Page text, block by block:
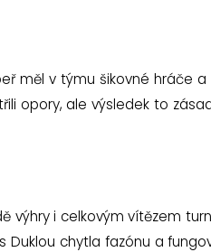
měl v týmu šikovné hráče
opory, ale výsledek to
i celkovým vítězem
chytla fazónu a